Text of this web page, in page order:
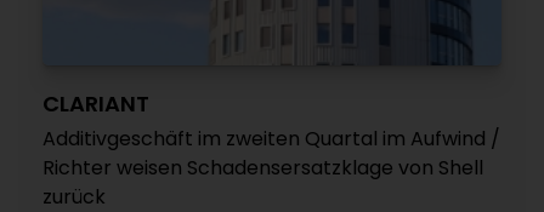
CLARIANT
Additivgeschäft im zweiten Quartal im Aufwind /
Richter weisen Schadensersatzklage von Shell
zurück